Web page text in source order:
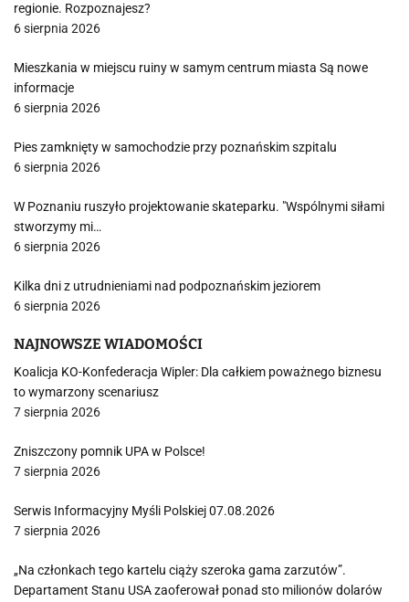
regionie. Rozpoznajesz?
6 sierpnia 2026
Mieszkania w miejscu ruiny w samym centrum miasta Są nowe
informacje
6 sierpnia 2026
Pies zamknięty w samochodzie przy poznańskim szpitalu
6 sierpnia 2026
W Poznaniu ruszyło projektowanie skateparku. "Wspólnymi siłami
stworzymy mi…
6 sierpnia 2026
Kilka dni z utrudnieniami nad podpoznańskim jeziorem
6 sierpnia 2026
NAJNOWSZE WIADOMOŚCI
Koalicja KO-Konfederacja Wipler: Dla całkiem poważnego biznesu
to wymarzony scenariusz
7 sierpnia 2026
Zniszczony pomnik UPA w Polsce!
7 sierpnia 2026
Serwis Informacyjny Myśli Polskiej 07.08.2026
7 sierpnia 2026
„Na członkach tego kartelu ciąży szeroka gama zarzutów”.
Departament Stanu USA zaoferował ponad sto milionów dolarów